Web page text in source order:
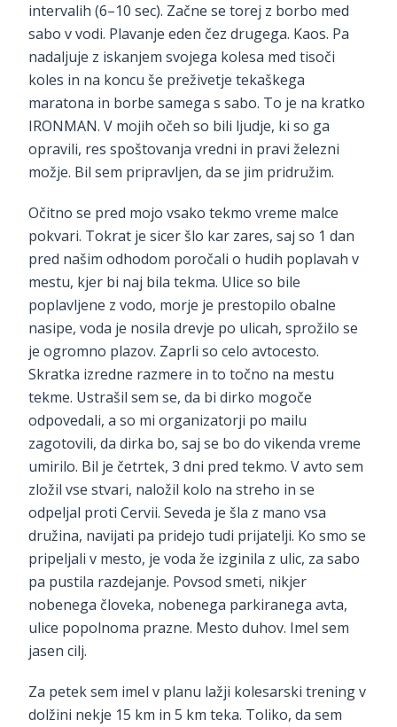
intervalih (6–10 sec). Začne se torej z borbo med
sabo v vodi. Plavanje eden čez drugega. Kaos. Pa
nadaljuje z iskanjem svojega kolesa med tisoči
koles in na koncu še preživetje tekaškega
maratona in borbe samega s sabo. To je na kratko
IRONMAN. V mojih očeh so bili ljudje, ki so ga
opravili, res spoštovanja vredni in pravi železni
možje. Bil sem pripravljen, da se jim pridružim.
Očitno se pred mojo vsako tekmo vreme malce
pokvari. Tokrat je sicer šlo kar zares, saj so 1 dan
pred našim odhodom poročali o hudih poplavah v
mestu, kjer bi naj bila tekma. Ulice so bile
poplavljene z vodo, morje je prestopilo obalne
nasipe, voda je nosila drevje po ulicah, sprožilo se
je ogromno plazov. Zaprli so celo avtocesto.
Skratka izredne razmere in to točno na mestu
tekme. Ustrašil sem se, da bi dirko mogoče
odpovedali, a so mi organizatorji po mailu
zagotovili, da dirka bo, saj se bo do vikenda vreme
umirilo. Bil je četrtek, 3 dni pred tekmo. V avto sem
zložil vse stvari, naložil kolo na streho in se
odpeljal proti Cervii. Seveda je šla z mano vsa
družina, navijati pa pridejo tudi prijatelji. Ko smo se
pripeljali v mesto, je voda že izginila z ulic, za sabo
pa pustila razdejanje. Povsod smeti, nikjer
nobenega človeka, nobenega parkiranega avta,
ulice popolnoma prazne. Mesto duhov. Imel sem
jasen cilj.
Za petek sem imel v planu lažji kolesarski trening v
dolžini nekje 15 km in 5 km teka. Toliko, da sem